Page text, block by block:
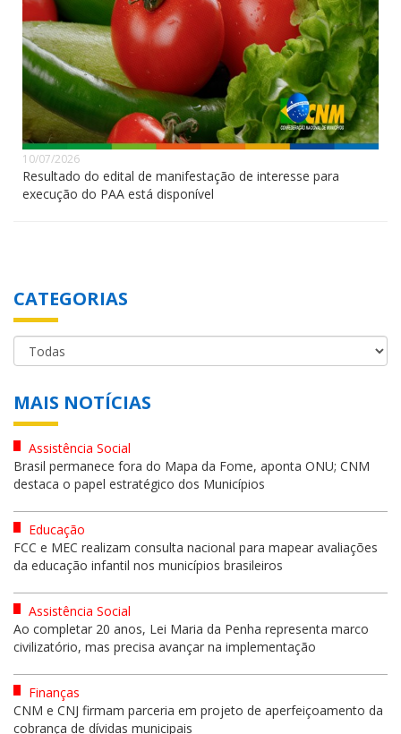
10/07/2026
Resultado do edital de manifestação de interesse para
execução do PAA está disponível
CATEGORIAS
MAIS NOTÍCIAS
Assistência Social
Brasil permanece fora do Mapa da Fome, aponta ONU; CNM
destaca o papel estratégico dos Municípios
Educação
FCC e MEC realizam consulta nacional para mapear avaliações
da educação infantil nos municípios brasileiros
Assistência Social
Ao completar 20 anos, Lei Maria da Penha representa marco
civilizatório, mas precisa avançar na implementação
Finanças
CNM e CNJ firmam parceria em projeto de aperfeiçoamento da
cobrança de dívidas municipais